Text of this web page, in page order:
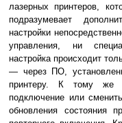
лазерных принтеров,
подразумевает
настройки
управления, ни
настройка происходит
— через ПО,
принтеру. К тому же
подключение или
обновления состояния